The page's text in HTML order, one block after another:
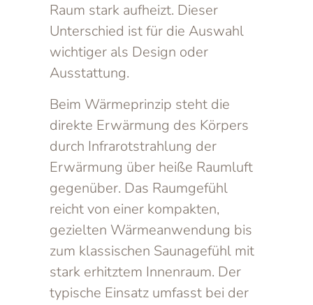
Raum stark aufheizt. Dieser
Unterschied ist für die Auswahl
wichtiger als Design oder
Ausstattung.
Beim Wärmeprinzip steht die
direkte Erwärmung des Körpers
durch Infrarotstrahlung der
Erwärmung über heiße Raumluft
gegenüber. Das Raumgefühl
reicht von einer kompakten,
gezielten Wärmeanwendung bis
zum klassischen Saunagefühl mit
stark erhitztem Innenraum. Der
typische Einsatz umfasst bei der